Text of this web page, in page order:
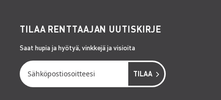
TILAA RENTTAAJAN UUTISKIRJE
Saat hupia ja hyötyä, vinkkejä ja visioita